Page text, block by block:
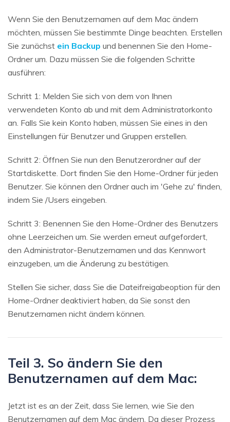
Wenn Sie den Benutzernamen auf dem Mac ändern
möchten, müssen Sie bestimmte Dinge beachten. Erstellen
Sie zunächst ein Backup und benennen Sie den Home-
Ordner um. Dazu müssen Sie die folgenden Schritte
ausführen:
Schritt 1: Melden Sie sich von dem von Ihnen
verwendeten Konto ab und mit dem Administratorkonto
an. Falls Sie kein Konto haben, müssen Sie eines in den
Einstellungen für Benutzer und Gruppen erstellen.
Schritt 2: Öffnen Sie nun den Benutzerordner auf der
Startdiskette. Dort finden Sie den Home-Ordner für jeden
Benutzer. Sie können den Ordner auch im 'Gehe zu' finden,
indem Sie /Users eingeben.
Schritt 3: Benennen Sie den Home-Ordner des Benutzers
ohne Leerzeichen um. Sie werden erneut aufgefordert,
den Administrator-Benutzernamen und das Kennwort
einzugeben, um die Änderung zu bestätigen.
Stellen Sie sicher, dass Sie die Dateifreigabeoption für den
Home-Ordner deaktiviert haben, da Sie sonst den
Benutzernamen nicht ändern können.
Teil 3. So ändern Sie den
Benutzernamen auf dem Mac:
Jetzt ist es an der Zeit, dass Sie lernen, wie Sie den
Benutzernamen auf dem Mac ändern. Da dieser Prozess